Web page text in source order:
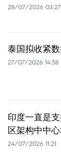
28/07/2026 03:27
泰国拟收紧
27/07/2026 14:58
印度一直是
区架构中中
24/07/2026 11:21